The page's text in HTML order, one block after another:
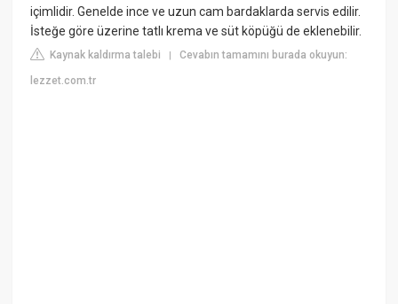
içimlidir. Genelde ince ve uzun cam bardaklarda servis edilir.
İsteğe göre üzerine tatlı krema ve süt köpüğü de eklenebilir.
Kaynak kaldırma talebi |Cevabın tamamını burada okuyun:
lezzet.com.tr